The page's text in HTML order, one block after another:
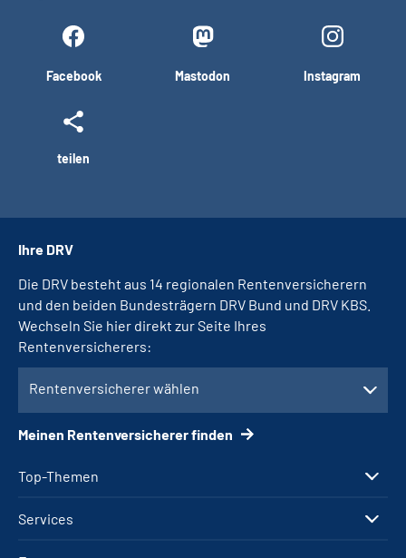
Facebook Mastodon Instagram
teilen
Top-Themen
Services
Ihre DRV
Die DRV besteht aus 14 regionalen Rentenversicherern
und den beiden Bundesträgern DRV Bund und DRV KBS.
Wechseln Sie hier direkt zur Seite Ihres
Rentenversicherers:
Rentenversicherer wählen
Meinen Rentenversicherer finden